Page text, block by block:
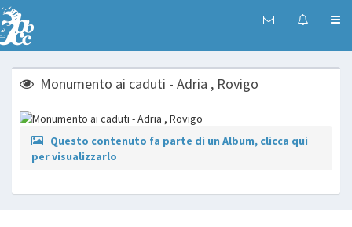
Monumento ai caduti - Adria , Rovigo
Questo contenuto fa parte di un Album, clicca qui
per visualizzarlo